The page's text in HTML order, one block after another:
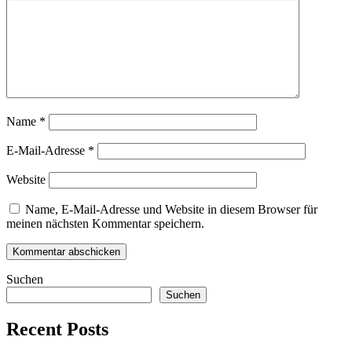
Name *
E-Mail-Adresse *
Website
Name, E-Mail-Adresse und Website in diesem Browser für
meinen nächsten Kommentar speichern.
Suchen
Suchen
Recent Posts